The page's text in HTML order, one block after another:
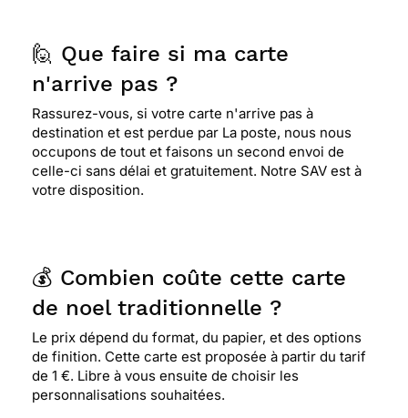
🙋 Que faire si ma carte
n'arrive pas ?
Rassurez-vous, si votre carte n'arrive pas à
destination et est perdue par La poste, nous nous
occupons de tout et faisons un second envoi de
celle-ci sans délai et gratuitement. Notre SAV est à
votre disposition.
💰 Combien coûte cette carte
de noel traditionnelle ?
Le prix dépend du format, du papier, et des options
de finition. Cette carte est proposée à partir du tarif
de 1 €. Libre à vous ensuite de choisir les
personnalisations souhaitées.